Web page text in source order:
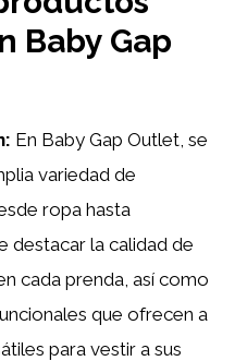
Baby Gap
En Baby Gap Outlet, se
variedad de
ropa hasta
destacar la calidad de
cada prenda, así como
que ofrecen a
para vestir a sus